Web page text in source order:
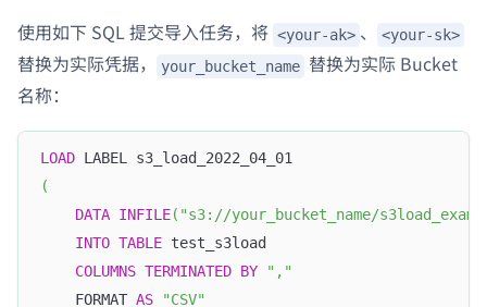
使用如下 SQL 提交导入任务，将 <your-ak> 、 <your-sk>
替换为实际凭据， your_bucket_name 替换为实际 Bucket
名称：
LOAD LABEL s3_load_2022_04_01
(
DATA INFILE( "s3://your_bucket_name/
INTO TABLE test_s3load
COLUMNS TERMINATED BY
","
    FORMAT
AS "CSV"